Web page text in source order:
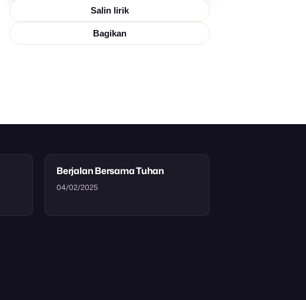
Salin lirik
Bagikan
Berjalan Bersama Tuhan
04/02/2025